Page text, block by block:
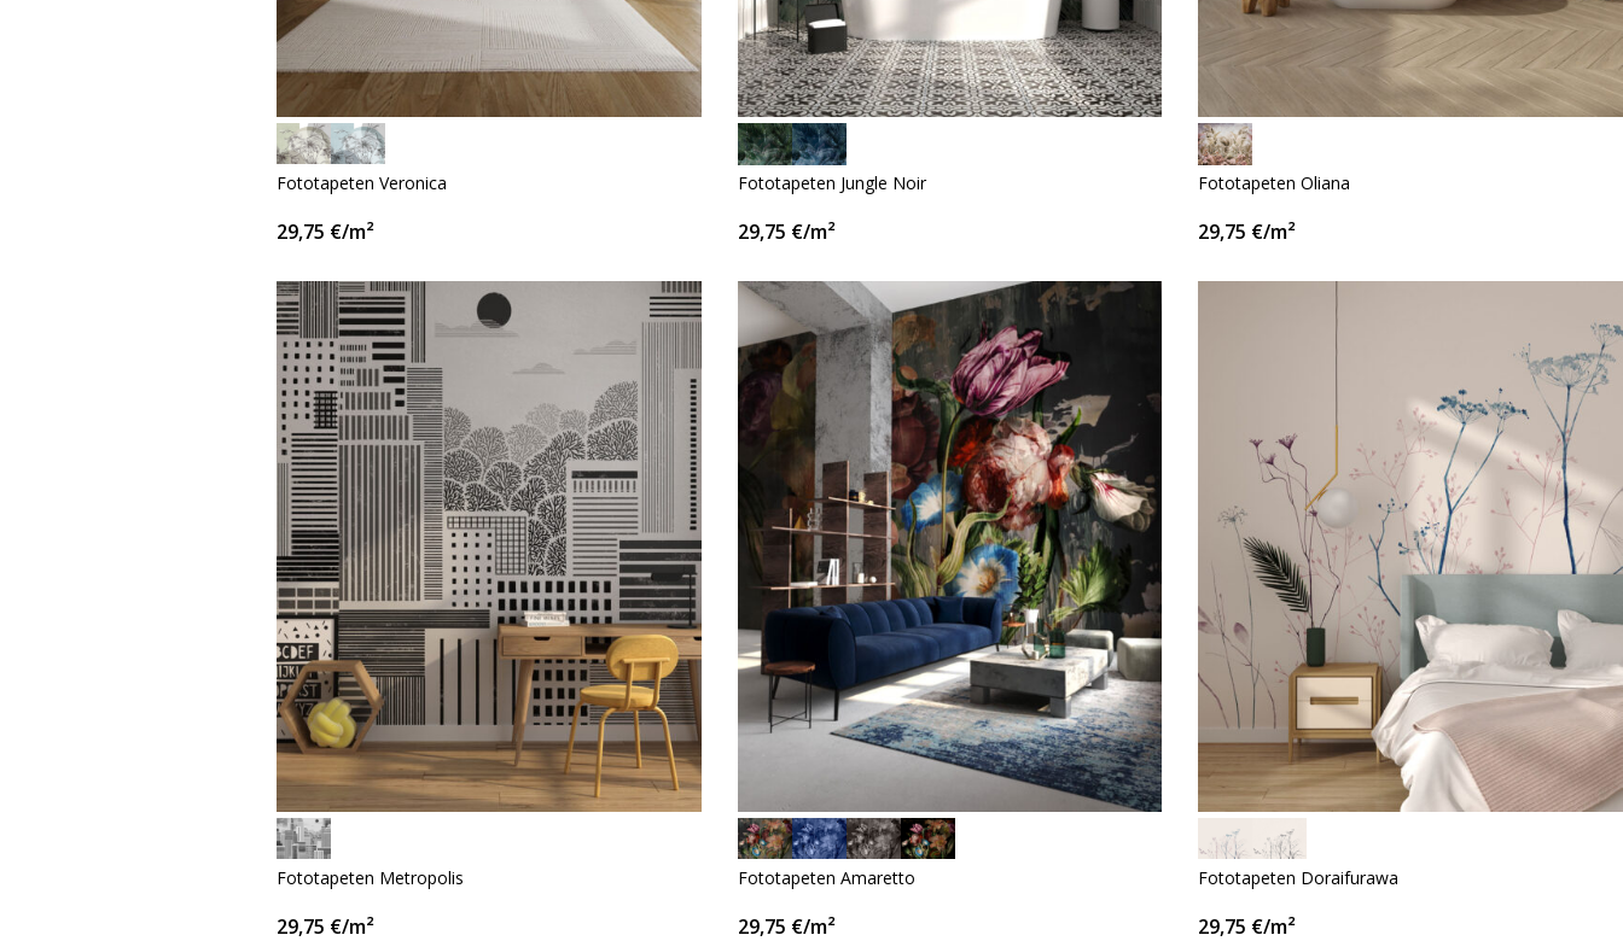
Fototapeten Veronica
29,75 €/m²
Fototapeten Jungle Noir
29,75 €/m²
Fototapeten Oliana
29,75 €/m²
Fototapeten Metropolis
29,75 €/m²
Fototapeten Amaretto
29,75 €/m²
Fototapeten Doraifurawa
29,75 €/m²